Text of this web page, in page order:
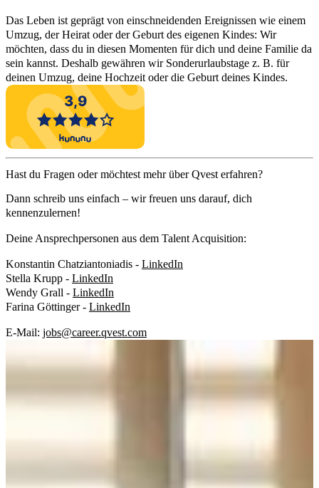
Das Leben ist geprägt von einschneidenden Ereignissen wie einem
Umzug, der Heirat oder der Geburt des eigenen Kindes: Wir
möchten, dass du in diesen Momenten für dich und deine Familie da
sein kannst. Deshalb gewähren wir Sonderurlaubstage z. B. für
deinen Umzug, deine Hochzeit oder die Geburt deines Kindes.
Hast du Fragen oder möchtest mehr über Qvest erfahren?
Dann schreib uns einfach – wir freuen uns darauf, dich
kennenzulernen!
Deine Ansprechpersonen aus dem Talent Acquisition:
Konstantin Chatziantoniadis - LinkedIn
Stella Krupp - LinkedIn
Wendy Grall - LinkedIn
Farina Göttinger - LinkedIn
E-Mail: jobs@career.qvest.com